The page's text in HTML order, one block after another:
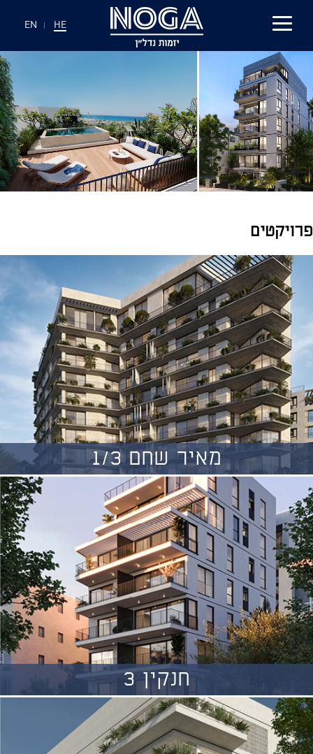
EN | HE
מאיר שחם 1/3
חנקין 3